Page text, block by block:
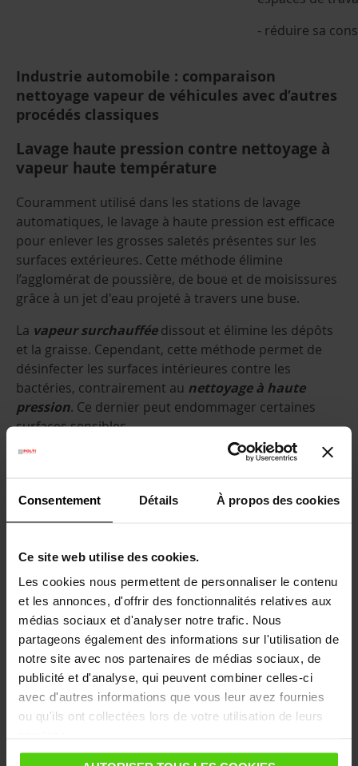
Consentement Détails À propos des cookies
Ce site web utilise des cookies.
Les cookies nous permettent de personnaliser le contenu
et les annonces, d'offrir des fonctionnalités relatives aux
médias sociaux et d'analyser notre trafic. Nous
partageons également des informations sur l'utilisation de
notre site avec nos partenaires de médias sociaux, de
publicité et d'analyse, qui peuvent combiner celles-ci
avec d'autres informations que vous leur avez fournies
ou qu'ils ont collectées lors de votre utilisation de leurs
- réduire sa
Industrie automobile : comparaison
nettoyage vapeur de véhicules avec d’autres
procédés classiques
Lavage haute pression contre nettoyage à
vapeur haute température
Couramment utilisé dans les stations de lavage
automatiques, le lavage à haute pression est efficace
pour enlever les grosses saletés présentes sur les
surfaces extérieures. Cette méthode élimine
l’agglomérat de poussière, de boue et de moisissures
grâce à un jet d'eau projeté à travers une buse.
La vapeur surchaufféedissout et élimine les dépôts
et la graisse. Cependant, cette méthode permet de
désinfecter les surfaces intérieures contre les
bactéries, contrairement au nettoyage à haute
pression. Ce dernier peut endommager certaines
surfaces sensibles.
Comparatif nettoyage à sec et nettoyage
nettoyage (à base de silicone). Il suffit d’appliquer
chiffon en microfibres. Cette méthode de nettoyage
de voitures permet de se débarrasser des taches
tenaces, des résidus de graisse et des contaminants.
Quant à la vapeur sèche, c’est une procédure
naturelle qui pénètre en profondeur dans les
surfaces et aide à désinfecter les zones traitées sans
utiliser de produits nocifs.
Nettoyage vapeur sèche ou vapeur humide